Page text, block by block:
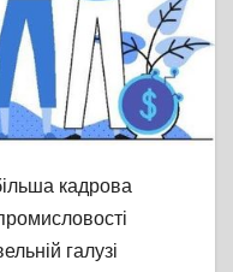
кадрова
галузі